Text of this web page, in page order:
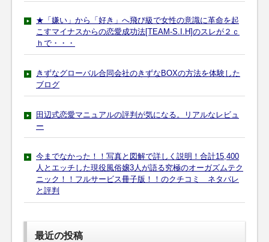
★「嫌い」から「好き」へ飛び級で女性の意識に革命を起
こすマイナスからの恋愛成功法[TEAM-S.I.H]のスレが２ｃ
ｈで・・・
きずなグローバル合同会社のきずなBOXの方法を体験した
ブログ
田辺式恋愛マニュアルの評判が気になる。リアルなレビュ
ー
今までなかった！！写真と図解で詳しく説明！合計15,400
人とエッチした現役風俗嬢3人が語る究極のオーガズムテク
ニック！！フルサービス冊子版！！のクチコミ ネタバレ
と評判
最近の投稿